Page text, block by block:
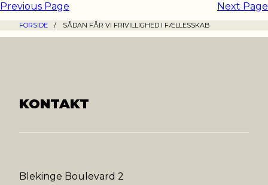
Previous Page Next Page
FORSIDE / SÅDAN FÅR VI FRIVILLIGHED I FÆLLESSKAB
KONTAKT
Blekinge Boulevard 2